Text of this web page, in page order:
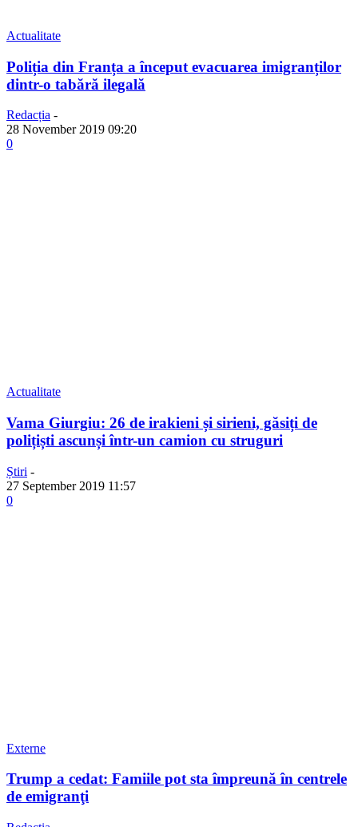
Actualitate
Poliția din Franța a început evacuarea imigranților
dintr-o tabără ilegală
Redacția -
28 November 2019 09:20
0
Actualitate
Vama Giurgiu: 26 de irakieni și sirieni, găsiți de
polițiști ascunși într-un camion cu struguri
Știri -
27 September 2019 11:57
0
Externe
Trump a cedat: Famiile pot sta împreună în centrele
de emigranţi